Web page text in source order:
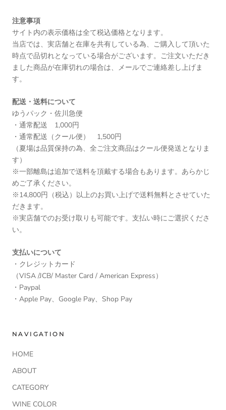
注意事項
サイト内の表示価格は全て税込価格となります。
当店では、実店舗と在庫を共有している為、ご購入して頂いた
時点で品切れとなっている場合がございます。ご注文いただき
ました商品が在庫切れの場合は、メールでご連絡差し上げま
す。
配送・送料について
ゆうパック・佐川急便
・通常配送 1,000円
・通常配送（クール便） 1,500円
（夏場は品質保持の為、全ご注文商品はクール便発送となりま
す）
※一部離島は追加で送料を頂戴する場合もあります。あらかじ
めご了承ください。
※14,800円（税込）以上のお買い上げで送料無料とさせていた
だきます。
※実店舗でのお受け取りも可能です。支払い時にご選択くださ
い。
支払いについて
・クレジットカード
（VISA /JCB/ Master Card / American Express）
・Paypal
・Apple Pay、Google Pay、Shop Pay
NAVIGATION
HOME
ABOUT
CATEGORY
WINE COLOR